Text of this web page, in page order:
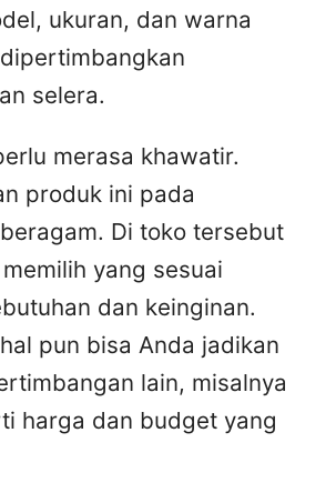
ukuran, dan warna
selera.
merasa khawatir.
produk ini pada
Di toko tersebut
yang sesuai
dan keinginan.
pun bisa Anda jadikan
lain, misalnya
harga dan budget yang